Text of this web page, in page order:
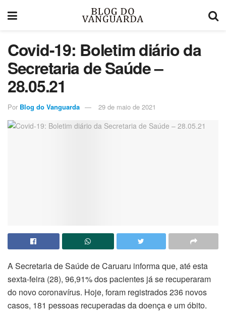
Covid-19: Boletim diário da
Secretaria de Saúde –
28.05.21
Por Blog do Vanguarda 29 de maio de 2021
A Secretaria de Saúde de Caruaru informa que, até esta
sexta-feira (28), 96,91% dos pacientes já se recuperaram
do novo coronavírus. Hoje, foram registrados 236 novos
casos, 181 pessoas recuperadas da doença e um óbito.